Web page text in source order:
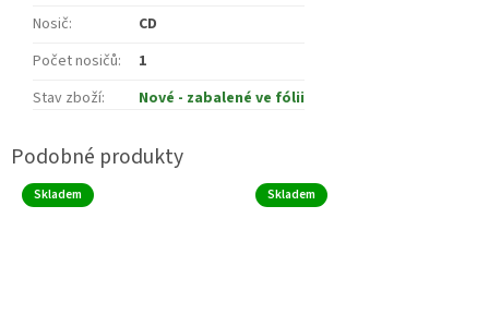
Nosič:
CD
Počet nosičů:
1
Stav zboží: Nové - zabalené ve fólii
Skladem Skladem